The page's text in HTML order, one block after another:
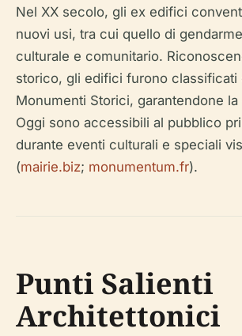
Nel XX secolo, gli ex edifici
nuovi usi, tra cui quello di
culturale e comunitario.
storico, gli edifici furono classificati
Monumenti Storici, garantendone
Oggi sono accessibili al pubblico
durante eventi culturali e speciali
(mairie.biz; monumentum.fr).
Punti Salienti
Architettonici